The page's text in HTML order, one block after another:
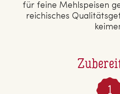
für feine Mehl­spei­sen
rei­chi­sches